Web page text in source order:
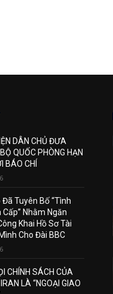
DÂN CHỦ ĐƯA
QUỐC PHÒNG HẠN
BÁO CHÍ
Tuyên Bố “Tình
Nhằm Ngăn
Khai Hồ Sơ Tài
Cho Đài BBC
CHÍNH SÁCH CỦA
LÀ “NGOẠI GIAO